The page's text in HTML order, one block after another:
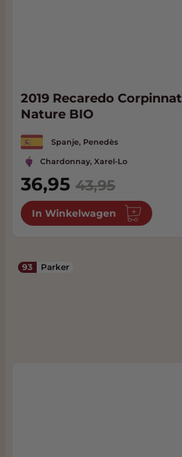
2019 Recaredo
Nature BIO
Spanje, Penedès
Chardonnay, Xarel-Lo
Special Price
36,95 43,95
In Winkelwagen
93 Parker